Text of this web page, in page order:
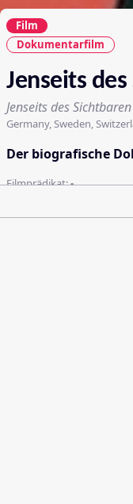
Film
Dokumentarfilm
Jenseits
Jenseits des
Germany, Sweden,
Der biografische
Filmprädikat:-